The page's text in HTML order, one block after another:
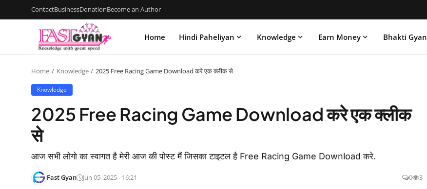
ContactBusinessDonationBecome an Author
Home Hindi Paheliyan Knowledge Earn Money Bhakti Gyan
Home Knowledge 2025 Free Racing Game Download करे एक क्लीक से
Knowledge
2025 Free Racing Game Download करे एक क्लीक
से
आज सभी लोगो का स्वागत है मेरी आज की पोस्ट मैं जिसका टाइटल है Free Racing Game Download करे.
Fast Gyan Jun 05, 2025 - 16:21 0 3